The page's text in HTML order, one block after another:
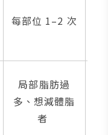
每部位 1–2 次
局部脂肪過
多、想減體脂
者